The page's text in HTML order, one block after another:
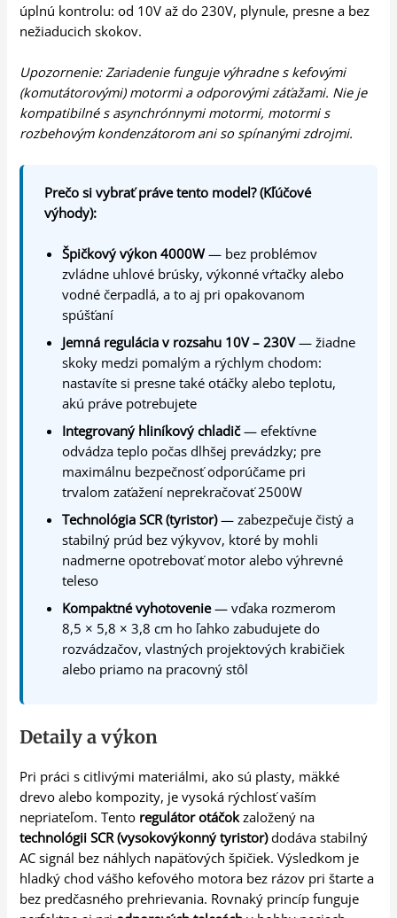
úplnú kontrolu: od 10V až do 230V, plynule, presne a bez
nežiaducich skokov.
Upozornenie: Zariadenie funguje výhradne s kefovými
(komutátorovými) motormi a odporovými záťažami. Nie je
kompatibilné s asynchrónnymi motormi, motormi s
rozbehovým kondenzátorom ani so spínanými zdrojmi.
Prečo si vybrať práve tento model? (Kľúčové
výhody):
Špičkový výkon 4000W— bez problémov
zvládne uhlové brúsky, výkonné vŕtačky alebo
vodné čerpadlá, a to aj pri opakovanom
spúšťaní
Jemná regulácia v rozsahu 10V – 230V— žiadne
skoky medzi pomalým a rýchlym chodom:
nastavíte si presne také otáčky alebo teplotu,
akú práve potrebujete
Integrovaný hliníkový chladič— efektívne
odvádza teplo počas dlhšej prevádzky; pre
maximálnu bezpečnosť odporúčame pri
trvalom zaťažení neprekračovať 2500W
Technológia SCR (tyristor)— zabezpečuje čistý a
stabilný prúd bez výkyvov, ktoré by mohli
nadmerne opotrebovať motor alebo výhrevné
teleso
Kompaktné vyhotovenie— vďaka rozmerom
8,5 × 5,8 × 3,8 cm ho ľahko zabudujete do
rozvádzačov, vlastných projektových krabičiek
alebo priamo na pracovný stôl
Detaily a výkon
Pri práci s citlivými materiálmi, ako sú plasty, mäkké
drevo alebo kompozity, je vysoká rýchlosť vaším
nepriateľom. Tento regulátor otáčokzaložený na
technológii SCR (vysokovýkonný tyristor)dodáva stabilný
AC signál bez náhlych napäťových špičiek. Výsledkom je
hladký chod vášho kefového motora bez rázov pri štarte a
bez predčasného prehrievania. Rovnaký princíp funguje